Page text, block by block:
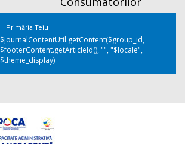
Primăria Teiu
$journalContentUtil.getContent($group_id,
$footerContent.getArticleId(), "", "$locale",
$theme_display)